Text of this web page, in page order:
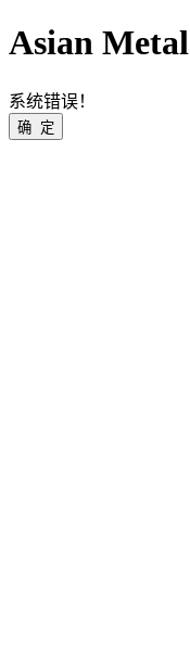
Asian Metal
系统错误！